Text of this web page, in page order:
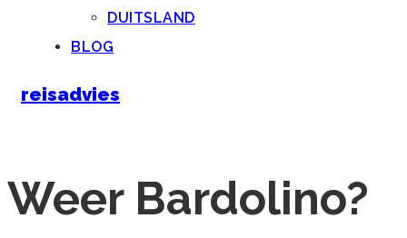
DUITSLAND
BLOG
reisadvies
Weer Bardolino?